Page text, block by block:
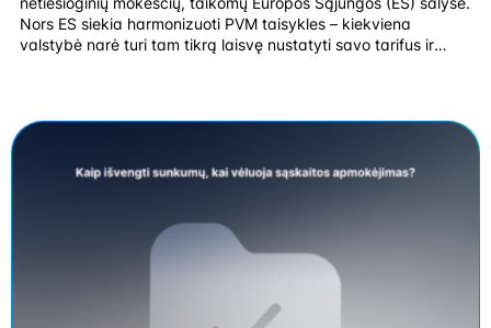
Nors ES siekia harmonizuoti PVM taisykles – kiekviena
valstybė narė turi tam tikrą laisvę nustatyti savo tarifus ir